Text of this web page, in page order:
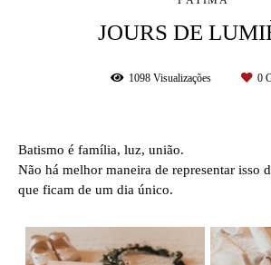
JOURS DE
1098Visualizações 0
Batismo é família, luz, união.
Não há melhor maneira de representar isso
que ficam de um dia único.